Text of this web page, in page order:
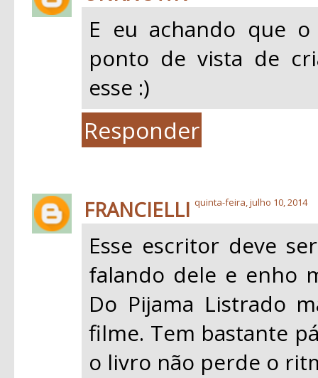
E eu achando que
ponto de vista de
esse :)
Responder
FRANCIELLI quinta-feira, julho 10, 2014
Esse escritor deve
falando dele e enho
Do Pijama Listrado
filme. Tem bastante
o livro não perde o